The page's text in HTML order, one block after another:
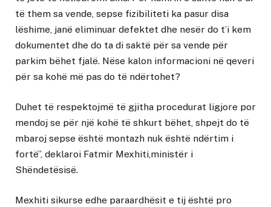
të them sa vende, sepse fizibiliteti ka pasur disa
lëshime, janë eliminuar defektet dhe nesër do t’i kem
dokumentet dhe do ta di saktë për sa vende për
parkim bëhet fjalë. Nëse kalon informacioni në qeveri
për sa kohë më pas do të ndërtohet?
Duhet të respektojmë të gjitha procedurat ligjore por
mendoj se për një kohë të shkurt bëhet, shpejt do të
mbaroj sepse është montazh nuk është ndërtim i
fortë”, deklaroi Fatmir Mexhiti,ministër i
Shëndetësisë.
Mexhiti sikurse edhe paraardhësit e tij është pro